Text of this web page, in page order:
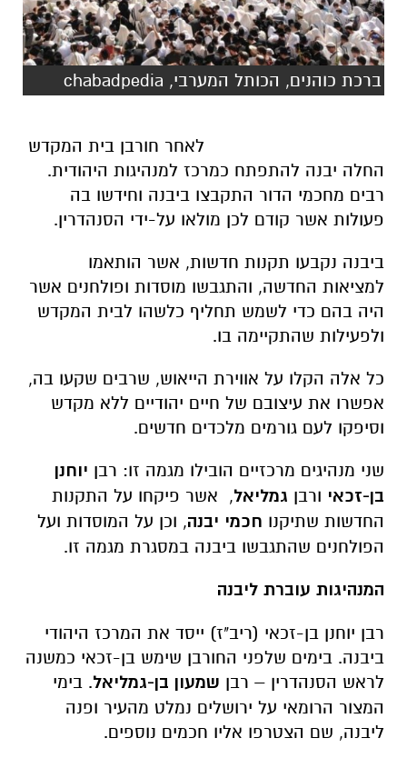
ברכת כוהנים, הכותל המערבי, chabadpedia
לאחר חורבן בית המקדש
החלה יבנה להתפתח כמרכז למנהיגות היהודית.
רבים מחכמי הדור התקבצו ביבנה וחידשו בה
פעולות אשר קודם לכן מולאו על-ידי הסנהדרין.
ביבנה נקבעו תקנות חדשות, אשר הותאמו
למציאות החדשה, והתגבשו מוסדות ופולחנים אשר
היה בהם כדי לשמש תחליף כלשהו לבית המקדש
ולפעילות שהתקיימה בו.
כל אלה הקלו על אווירת הייאוש, שרבים שקעו בה,
אפשרו את עיצובם של חיים יהודיים ללא מקדש
וסיפקו לעם גורמים מלכדים חדשים.
שני מנהיגים מרכזיים הובילו מגמה זו: רבן יוחנן
בן-זכאי ורבן גמליאל, אשר פיקחו על התקנות
החדשות שתיקנו חכמי יבנה, וכן על המוסדות ועל
הפולחנים שהתגבשו ביבנה במסגרת מגמה זו.
המנהיגות עוברת ליבנה
רבן יוחנן בן-זכאי (ריב"ז) ייסד את המרכז היהודי
ביבנה. בימים שלפני החורבן שימש בן-זכאי כמשנה
לראש הסנהדרין – רבן שמעון בן-גמליאל. בימי
המצור הרומאי על ירושלים נמלט מהעיר ופנה
ליבנה, שם הצטרפו אליו חכמים נוספים.